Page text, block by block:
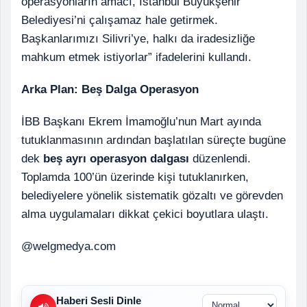
Belediyesi’ni çalışamaz hale getirmek.
Başkanlarımızı Silivri’ye, halkı da iradesizliğe
mahkum etmek istiyorlar” ifadelerini kullandı.
Arka Plan: Beş Dalga Operasyon
İBB Başkanı Ekrem İmamoğlu’nun Mart ayında
tutuklanmasının ardından başlatılan süreçte bugüne
dek beş ayrı operasyon dalgası düzenlendi.
Toplamda 100’ün üzerinde kişi tutuklanırken,
belediyelere yönelik sistematik gözaltı ve görevden
alma uygulamaları dikkat çekici boyutlara ulaştı.
@welgmedya.com
Haberi Sesli Dinle